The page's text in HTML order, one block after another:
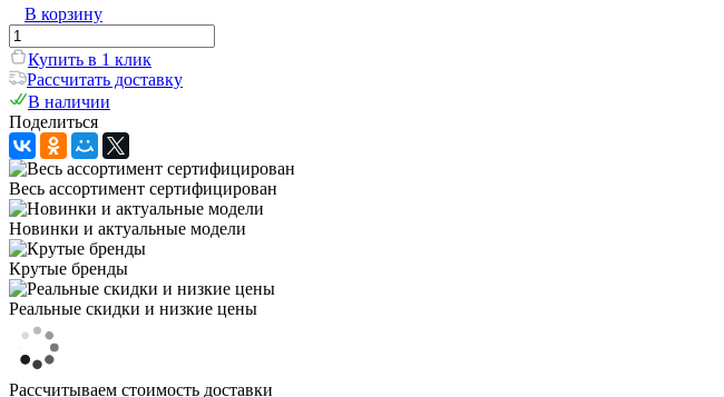
В корзину
Купить в 1 клик
Рассчитать доставку
В наличии
Поделиться
Весь ассортимент сертифицирован
Новинки и актуальные модели
Крутые бренды
Реальные скидки и низкие цены
Рассчитываем стоимость доставки